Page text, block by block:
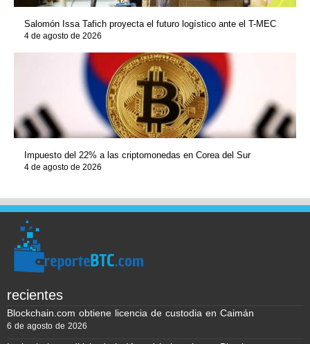
Salomón Issa Tafich proyecta el futuro logístico ante el T-MEC
4 de agosto de 2026
Impuesto del 22% a las criptomonedas en Corea del Sur
4 de agosto de 2026
recientes
Blockchain.com obtiene licencia de custodia en Caimán
6 de agosto de 2026